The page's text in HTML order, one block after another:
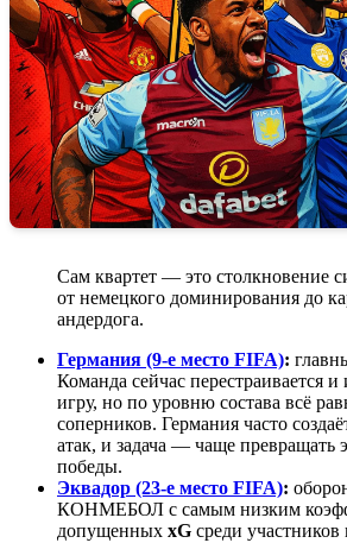
Сам квартет — это столкновение
от немецкого доминирования до
андердога.
Германия (9-е место FIFA):
Команда сейчас перестраивается
игру, но по уровню состава всё
соперников. Германия часто
атак, и задача — чаще превращать
победы.
Эквадор (23-е место FIFA):
КОНМЕБОЛ с самым низким
допущенных xG среди